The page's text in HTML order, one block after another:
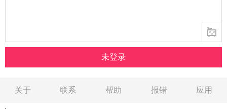
关于 联系 帮助 报错 应用